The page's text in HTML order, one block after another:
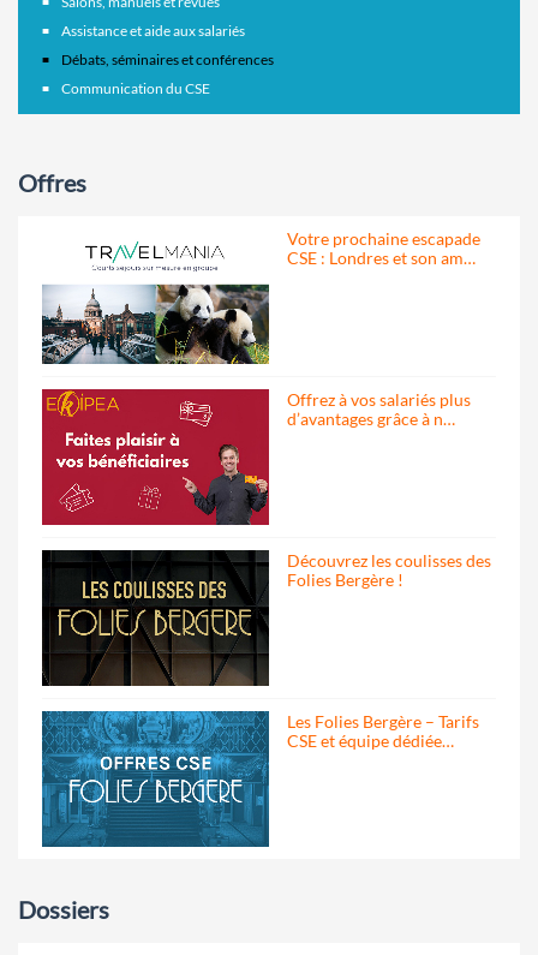
Assistance et aide aux salariés
Débats, séminaires et conférences
Communication du CSE
Offres
Votre prochaine escapade
CSE : Londres et son am…
Offrez à vos salariés plus
d’avantages grâce à n…
Découvrez les coulisses des
Folies Bergère !
Les Folies Bergère – Tarifs
CSE et équipe dédiée…
Dossiers